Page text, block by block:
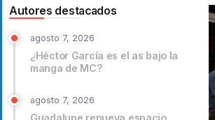
Autores destacados
agosto 7, 2026
¿Héctor García es el as bajo la
manga de MC?
agosto 7, 2026
Guadalupe renueva espacio